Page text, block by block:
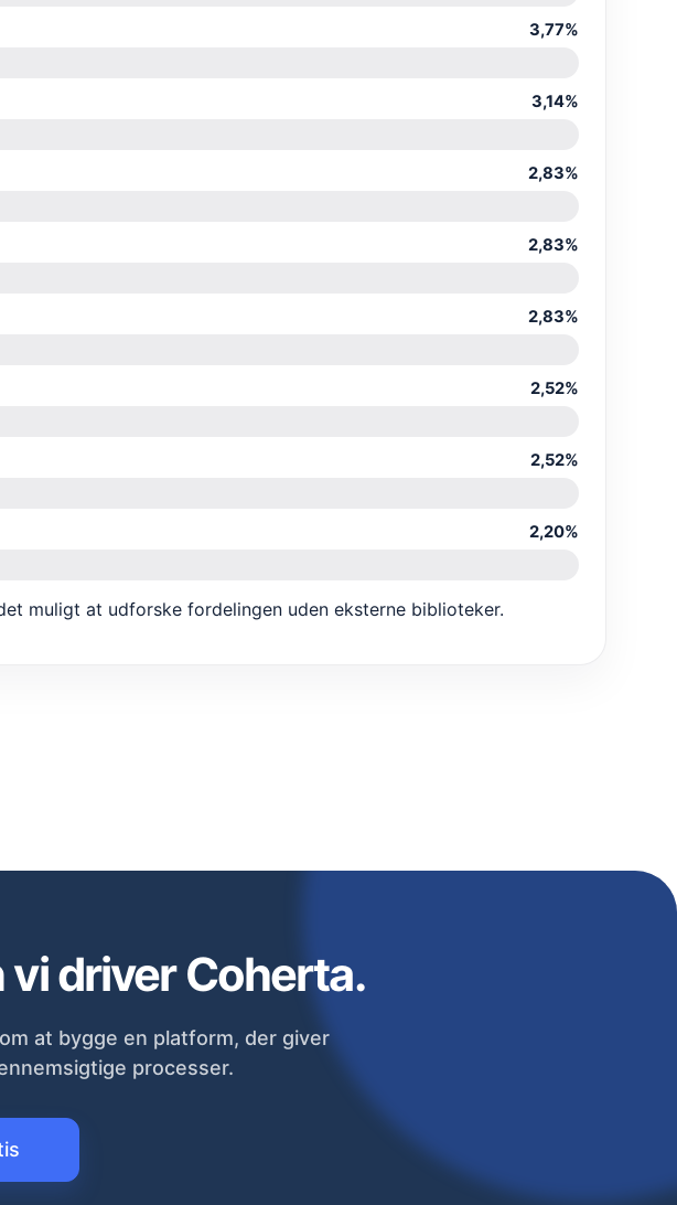
3,77%
3,14%
2,83%
2,83%
2,83%
2,52%
2,52%
2,20%
muligt at udforske fordelingen uden eksterne biblioteker.
vi driver Coherta.
at bygge en platform, der giver
processer.